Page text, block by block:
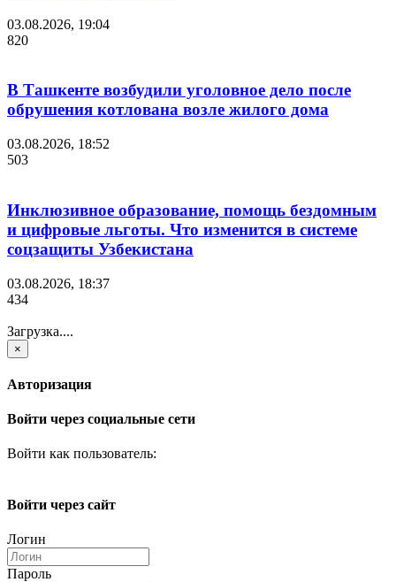
03.08.2026, 19:04
820
В Ташкенте возбудили уголовное дело после
обрушения котлована возле жилого дома
03.08.2026, 18:52
503
Инклюзивное образование, помощь бездомным
и цифровые льготы. Что изменится в системе
соцзащиты Узбекистана
03.08.2026, 18:37
434
Загрузка....
×
Авторизация
Войти через социальные сети
Войти как пользователь:
Войти через сайт
Логин
Пароль